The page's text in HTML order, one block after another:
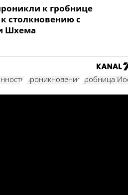
к гробнице
столкновению с
Шхема
проникновение гробница